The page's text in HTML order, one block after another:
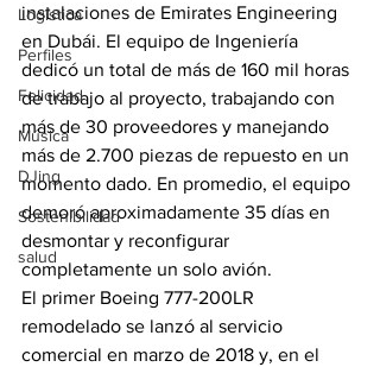
Logística
Perfiles
Felicidad
Música
DJing
Sostenibilidad
salud
instalaciones de Emirates Engineering
en Dubái. El equipo de Ingeniería
dedicó un total de más de 160 mil horas
de trabajo al proyecto, trabajando con
más de 30 proveedores y manejando
más de 2.700 piezas de repuesto en un
momento dado. En promedio, el equipo
demoró aproximadamente 35 días en
desmontar y reconfigurar
completamente un solo avión.
El primer Boeing 777-200LR
remodelado se lanzó al servicio
comercial en marzo de 2018 y, en el